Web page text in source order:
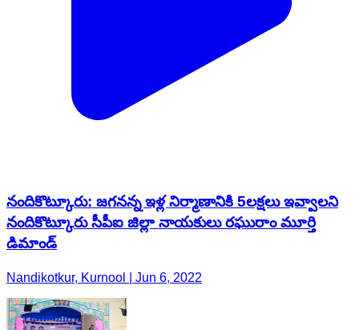
నందికొట్కూరు: జగనన్న ఇళ్ల నిర్మాణానికి 5లక్షలు ఇవ్వాలని
నందికొట్కూరు సీపీఐ జిల్లా నాయకులు రఘురాం మూర్తి
డిమాండ్
Nandikotkur, Kurnool | Jun 6, 2022